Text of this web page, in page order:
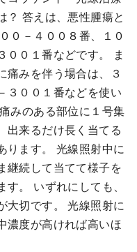
？ 答えは、悪性腫瘍と
０－４００８番、１０
００１番などです。 ま
痛みを伴う場合は、３
３００１番などを使い
みのある部位に１号集
出来るだけ長く当てる
ります。 光線照射中に
継続して当てて様子を
。 いずれにしても、
大切です。 光線照射に
濃度が高ければ高いほ